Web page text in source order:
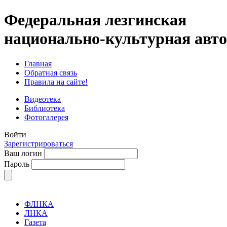
Федеральная лезгинская
национально-культурная
Главная
Обратная связь
Правила на сайте!
Видеотека
Библиотека
Фотогалерея
Войти
Зарегистрироваться
Ваш логин
Пароль
ФЛНКА
ЛНКА
Газета